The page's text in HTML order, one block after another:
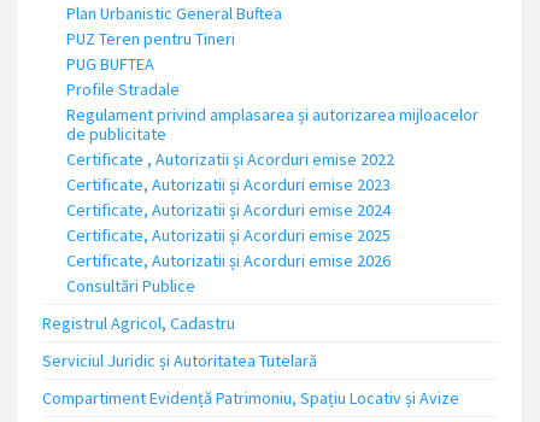
Plan Urbanistic General Buftea
PUZ Teren pentru Tineri
PUG BUFTEA
Profile Stradale
Regulament privind amplasarea și autorizarea mijloacelor
de publicitate
Certificate , Autorizatii și Acorduri emise 2022
Certificate, Autorizatii și Acorduri emise 2023
Certificate, Autorizatii și Acorduri emise 2024
Certificate, Autorizatii și Acorduri emise 2025
Certificate, Autorizatii și Acorduri emise 2026
Consultări Publice
Registrul Agricol, Cadastru
Serviciul Juridic și Autoritatea Tutelară
Compartiment Evidență Patrimoniu, Spațiu Locativ și Avize